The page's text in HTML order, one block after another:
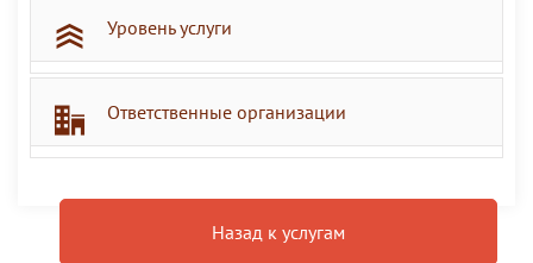
Уровень услуги
Ответственные организации
Назад к услугам